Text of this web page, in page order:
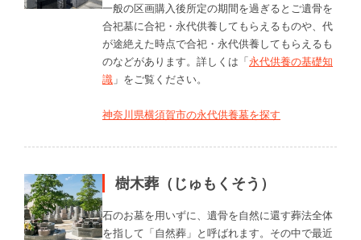
一般の区画購入後所定の期間を過ぎるとご遺骨を
合祀墓に合祀・永代供養してもらえるものや、代
が途絶えた時点で合祀・永代供養してもらえるも
のなどがあります。詳しくは「永代供養の基礎知
識 」をご覧ください。
神奈川県横須賀市の永代供養墓を探す
樹木葬（じゅもくそう）
石のお墓を用いずに、遺骨を自然に還す葬法全体
を指して「自然葬」と呼ばれます。その中で最近